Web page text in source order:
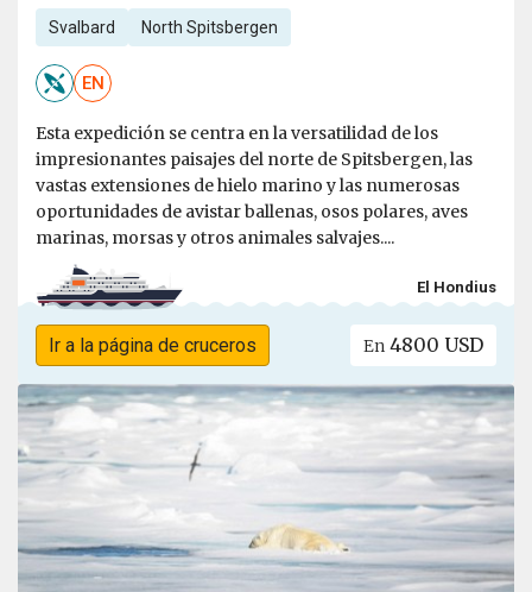
Svalbard North Spitsbergen
EN
Esta expedición se centra en la versatilidad de los
impresionantes paisajes del norte de Spitsbergen, las
vastas extensiones de hielo marino y las numerosas
oportunidades de avistar ballenas, osos polares, aves
marinas, morsas y otros animales salvajes....
El Hondius
Ir a la página de cruceros En 4800 USD